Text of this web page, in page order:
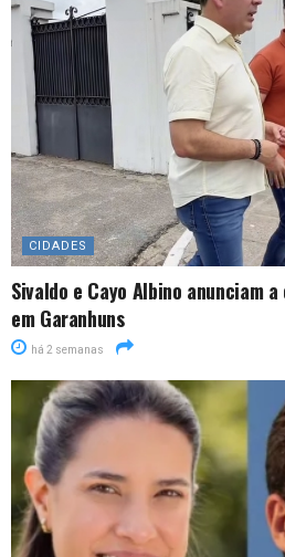
CIDADES
Sivaldo e Cayo Albino anunciam a
em Garanhuns
há 2 semanas